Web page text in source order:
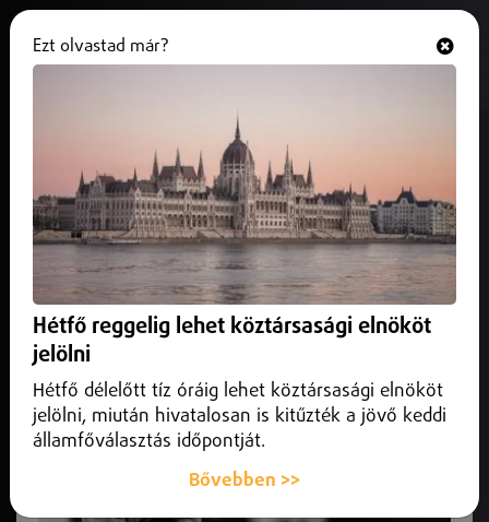
A bántalmazás nem oké
2026. február 27.Helyi
A bántalmazás nem oké, és Nyíregyháza közössége most
összefogott, hogy az iskolai zaklatás ne maradhasson
láthatatlan többé. A Rotary Club Nyíregyháza...
Ezt olvastad már?
Hétfő reggelig lehet köztársasági elnököt
jelölni
Hétfő délelőtt tíz óráig lehet köztársasági elnököt
jelölni, miután hivatalosan is kitűzték a jövő keddi
államfőválasztás időpontját.
Bővebben >>